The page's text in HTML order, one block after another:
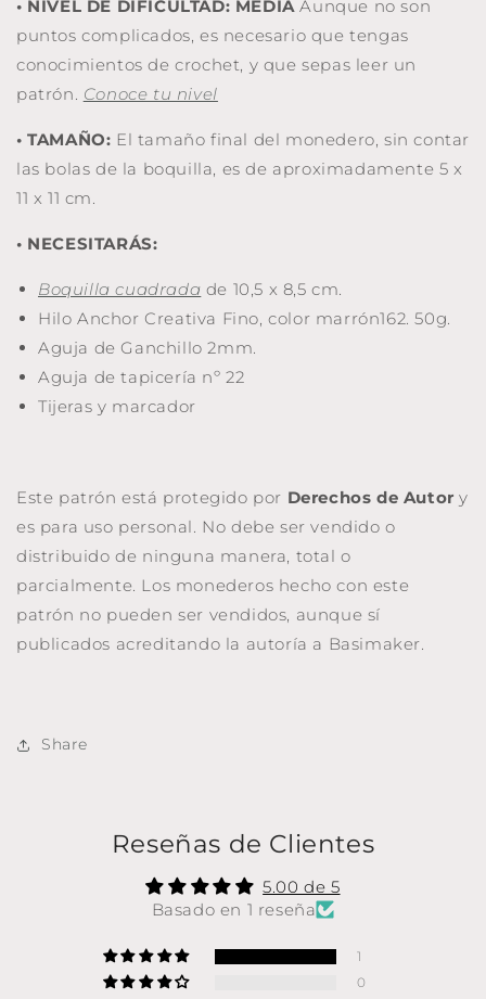
• NIVEL DE DIFICULTAD: MEDIAAunque no son
puntos complicados, es necesario que tengas
conocimientos de crochet, y que sepas leer un
patrón. Conoce tu nivel
• TAMAÑO: El tamaño final del monedero, sin contar
las bolas de la boquilla, es de aproximadamente 5 x
11 x 11 cm.
• NECESITARÁS:
Boquilla cuadrada de 10,5 x 8,5 cm.
Hilo Anchor Creativa Fino, color marrón162. 50g.
Aguja de Ganchillo 2mm.
Aguja de tapicería nº 22
Tijeras y marcador
Este patrón está protegido por Derechos de Autor y
es para uso personal. No debe ser vendido o
distribuido de ninguna manera, total o
parcialmente. Los monederos hecho con este
patrón no pueden ser vendidos, aunque sí
publicados acreditando la autoría a Basimaker.
Share
Reseñas de Clientes
5.00 de 5
Basado en 1 reseña
1
0